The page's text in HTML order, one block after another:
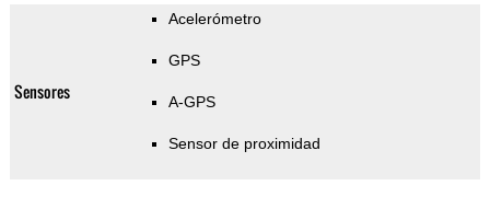
Sensores
Acelerómetro
GPS
A-GPS
Sensor de proximidad